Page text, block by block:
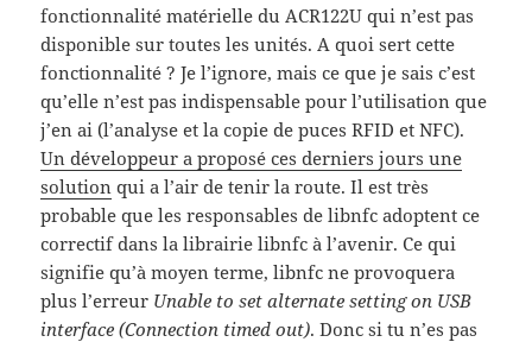
fonctionnalité matérielle du ACR122U qui n’est pas
disponible sur toutes les unités. A quoi sert cette
fonctionnalité ? Je l’ignore, mais ce que je sais c’est
qu’elle n’est pas indispensable pour l’utilisation que
j’en ai (l’analyse et la copie de puces RFID et NFC).
Un développeur a proposé ces derniers jours une
solution qui a l’air de tenir la route. Il est très
probable que les responsables de libnfc adoptent ce
correctif dans la librairie libnfc à l’avenir. Ce qui
signifie qu’à moyen terme, libnfc ne provoquera
plus l’erreur Unable to set alternate setting on USB
interface (Connection timed out). Donc si tu n’es pas